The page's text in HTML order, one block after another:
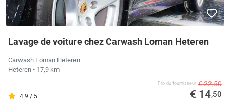
Lavage de voiture chez Carwash Loman Heteren
Carwash Loman Heteren
Heteren • 17,9 km
4.9 / 5
Prix ​​du fournisseur € 22,50
€ 14,50